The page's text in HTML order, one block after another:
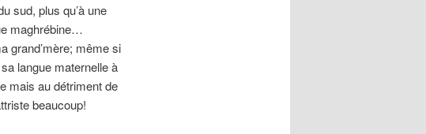
sud, plus qu’à une
maghrébine…
grand’mère; même si
langue maternelle à
mais au détriment de
beaucoup!